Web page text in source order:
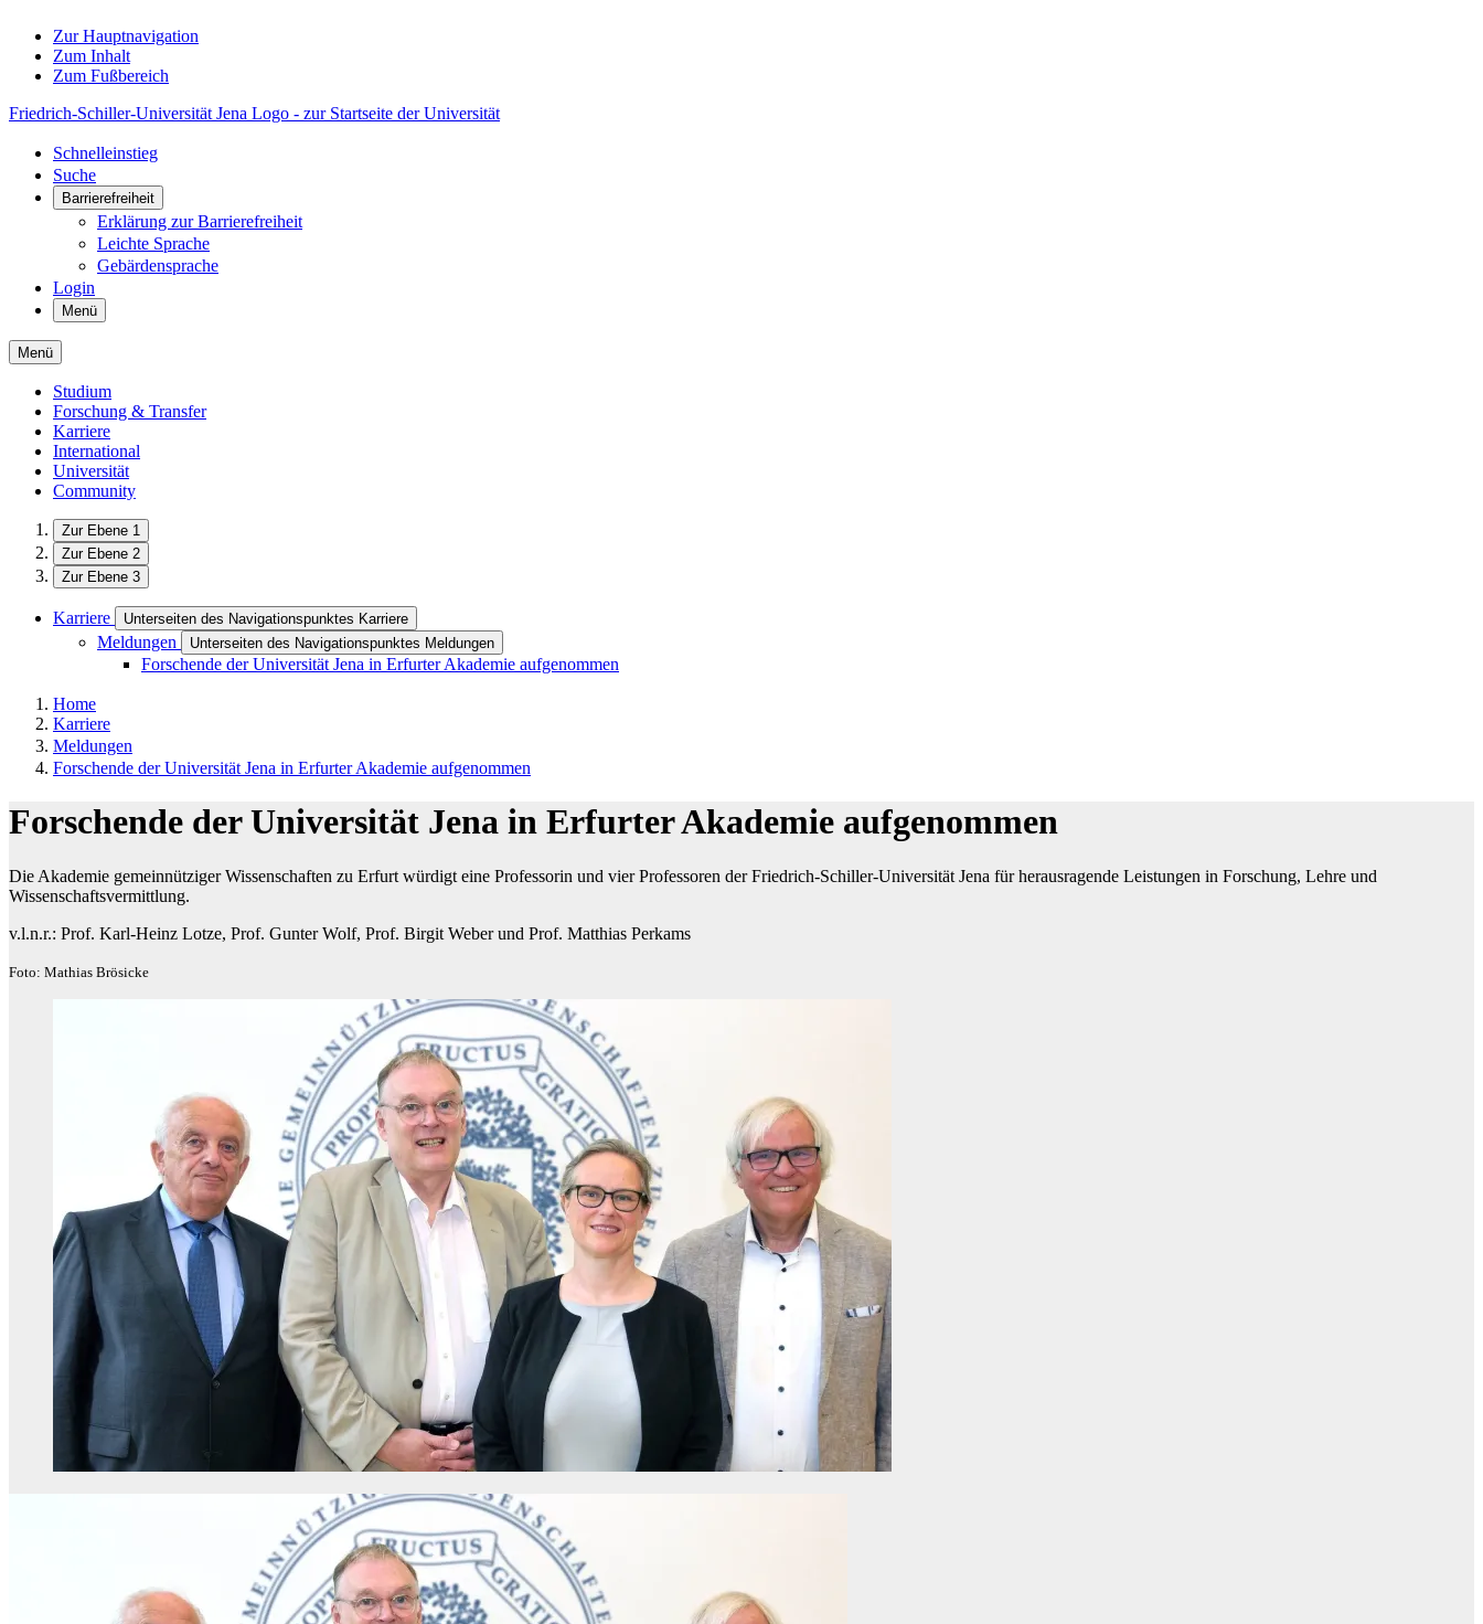
Zur Hauptnavigation
Zum Inhalt
Zum Fußbereich
Friedrich-Schiller-Universität Jena Logo - zur Startseite der Universität
Schnelleinstieg
Suche
Barrierefreiheit
Erklärung zur Barrierefreiheit
Leichte Sprache
Gebärdensprache
Login
Menü
Menü
Studium
Forschung & Transfer
Karriere
International
Universität
Community
Zur Ebene 1
Zur Ebene 2
Zur Ebene 3
Karriere Unterseiten des Navigationspunktes Karriere
Meldungen Unterseiten des Navigationspunktes Meldungen
Forschende der Universität Jena in Erfurter Akademie aufgenommen
Home
Karriere
Meldungen
Forschende der Universität Jena in Erfurter Akademie aufgenommen
Forschende der Universität Jena in Erfurter Akademie aufgenommen
Die Akademie gemeinnütziger Wissenschaften zu Erfurt würdigt eine Professorin und vier Professoren der Friedrich-Schiller-Universität Jena für herausragende Leistungen in Forschung, Lehre und
Wissenschaftsvermittlung.
v.l.n.r.: Prof. Karl-Heinz Lotze, Prof. Gunter Wolf, Prof. Birgit Weber und Prof. Matthias Perkams
Foto: Mathias Brösicke